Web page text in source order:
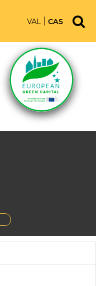
VAL CAS